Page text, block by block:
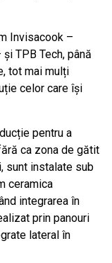
Invisacook –
TPB Tech, până
tot mai mulți
celor care își
pentru a
ca zona de gătit
sunt instalate sub
ceramica
integrarea în
prin panouri
lateral în